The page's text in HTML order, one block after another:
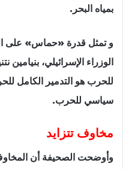
بمياه البحر.
و تمثل قدرة «حماس» على
الوزراء الإسرائيلي، بنيامين
للحرب هو التدمير الكامل
سياسي للحرب.
مخاوف تتزايد
وأوضحت الصحيفة أن